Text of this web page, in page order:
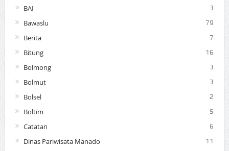
BAI 3
Bawaslu 79
Berita 7
Bitung 16
Bolmong 3
Bolmut 3
Bolsel 2
Boltim 5
Catatan 6
Dinas Pariwisata Manado 11